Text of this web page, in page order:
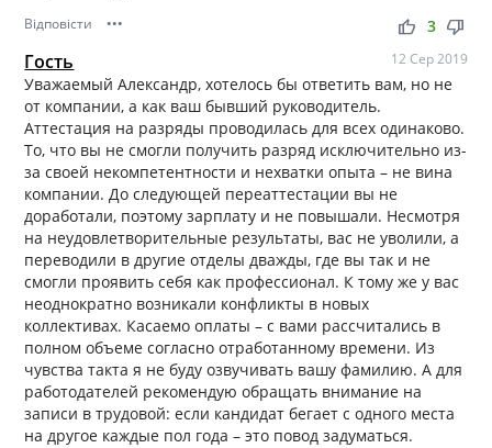
Відповісти ••• thumb_up thumb_down
3
Гость 12 Сер 2019
Уважаемый Александр, хотелось бы ответить вам, но не
от компании, а как ваш бывший руководитель.
Аттестация на разряды проводилась для всех одинаково.
То, что вы не смогли получить разряд исключительно из-
за своей некомпетентности и нехватки опыта – не вина
компании. До следующей переаттестации вы не
доработали, поэтому зарплату и не повышали. Несмотря
на неудовлетворительные результаты, вас не уволили, а
переводили в другие отделы дважды, где вы так и не
смогли проявить себя как профессионал. К тому же у вас
неоднократно возникали конфликты в новых
коллективах. Касаемо оплаты – с вами рассчитались в
полном объеме согласно отработанному времени. Из
чувства такта я не буду озвучивать вашу фамилию. А для
работодателей рекомендую обращать внимание на
записи в трудовой: если кандидат бегает с одного места
на другое каждые пол года – это повод задуматься.